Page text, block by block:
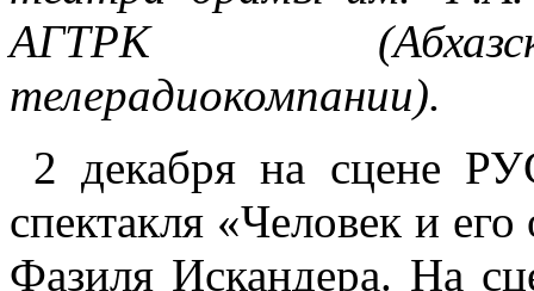
АГТРК
телерадиокомпании).
2 декабря на сцене
спектакля «Человек и
Фазиля Искандера. На